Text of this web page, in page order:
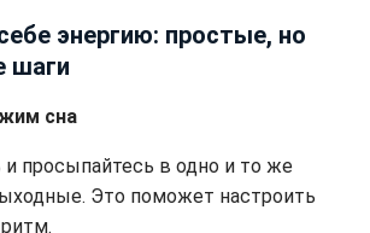
энергию: простые, но
шаги
сна
просыпайтесь в одно и то же
Это поможет настроить